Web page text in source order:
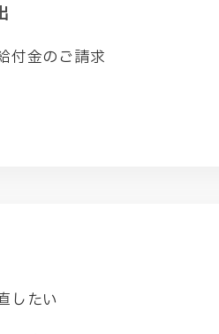
付金のご請求
したい